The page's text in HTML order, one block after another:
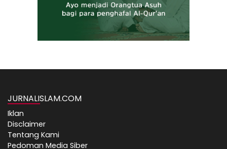
JURNALISLAM.COM
Iklan
Disclaimer
Tentang Kami
Pedoman Media Siber